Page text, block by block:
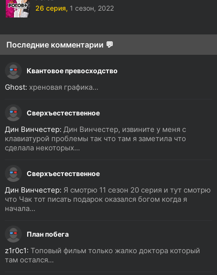
26 серия, 1 сезон, 2022
Последние комментарии 💬
Квантовое превосходство
Ghost: хреновая графика...
Сверхъестественное
Дин Винчестер: Дин Винчестер, извините у меня с
клавиатурой проблемы так что там я заметила что
сделала некоторых...
Сверхъестественное
Дин Винчестер: Я смотрю 11 сезон 20 серия и тут смотрю
что Чак тот писать подарок оказался богом когда я
начала...
План побега
z1r0c1: Топовый фильм только жалко доктора который
там остался...